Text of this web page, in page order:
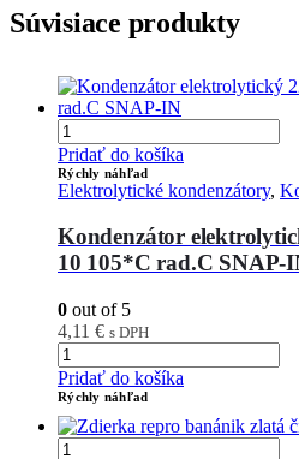
Súvisiace produkty
Pridať do košíka
Rýchly náhľad
Elektrolytické kondenzátory,
Kondenzátor
10 105*C rad.C SNAP-
0 out of 5
4,11 € s DPH
Pridať do košíka
Rýchly náhľad